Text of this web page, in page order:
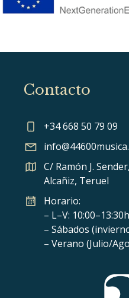
Contacto
+34 668 50 79 09
C/ Ramón J.
Alcañiz, Teruel
Horario:
– L–V:
– Sábados
– Verano (Julio/